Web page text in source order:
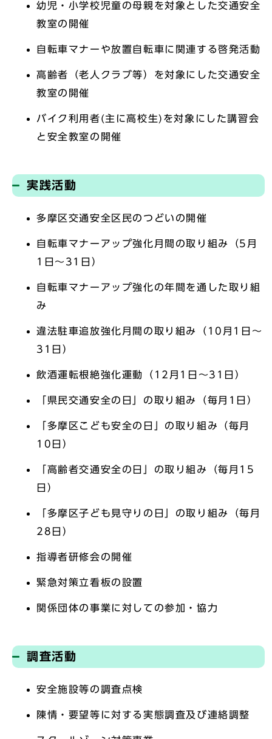
幼児・小学校児童の母親を対象とした交通安全
教室の開催
自転車マナーや放置自転車に関連する啓発活動
高齢者（老人クラブ等）を対象にした交通安全
教室の開催
バイク利用者(主に高校生)を対象にした講習会
と安全教室の開催
実践活動
多摩区交通安全区民のつどいの開催
自転車マナーアップ強化月間の取り組み（5月
1日～31日）
自転車マナーアップ強化の年間を通した取り組
み
違法駐車追放強化月間の取り組み（10月1日～
31日）
飲酒運転根絶強化運動（12月1日～31日）
「県民交通安全の日」の取り組み（毎月1日）
「多摩区こども安全の日」の取り組み（毎月
10日）
「高齢者交通安全の日」の取り組み（毎月15
日）
「多摩区子ども見守りの日」の取り組み（毎月
28日）
指導者研修会の開催
緊急対策立看板の設置
関係団体の事業に対しての参加・協力
調査活動
安全施設等の調査点検
陳情・要望等に対する実態調査及び連絡調整